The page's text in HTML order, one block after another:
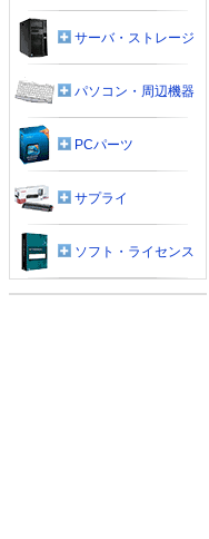
サーバ・ストレージ
パソコン・周辺機器
PCパーツ
サプライ
ソフト・ライセンス